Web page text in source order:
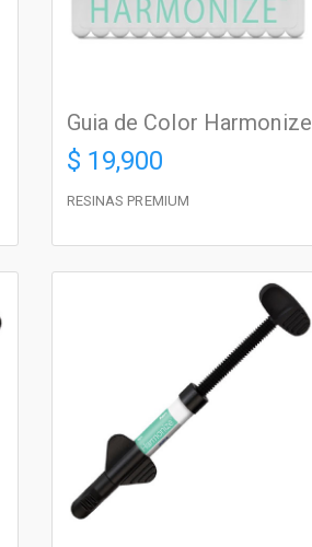
Guia de Color Harmonize
$ 19,900
RESINAS PREMIUM